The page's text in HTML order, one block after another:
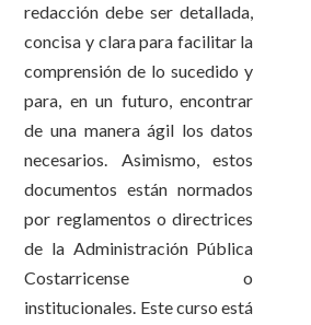
redacción debe ser detallada,
concisa y clara para facilitar la
comprensión de lo sucedido y
para, en un futuro, encontrar
de una manera ágil los datos
necesarios. Asimismo, estos
documentos están normados
por reglamentos o directrices
de la Administración Pública
Costarricense o
institucionales. Este curso está